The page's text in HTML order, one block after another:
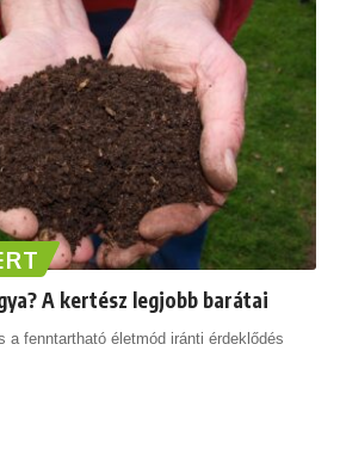
A kertész legjobb barátai
a fenntartható életmód iránti érdeklődés